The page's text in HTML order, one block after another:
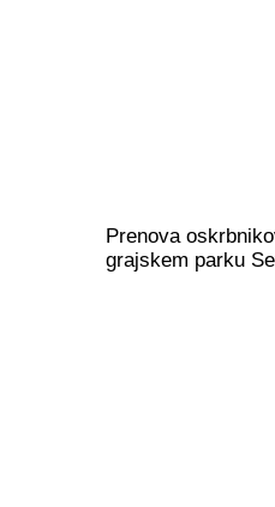
Prenova
grajskem parku